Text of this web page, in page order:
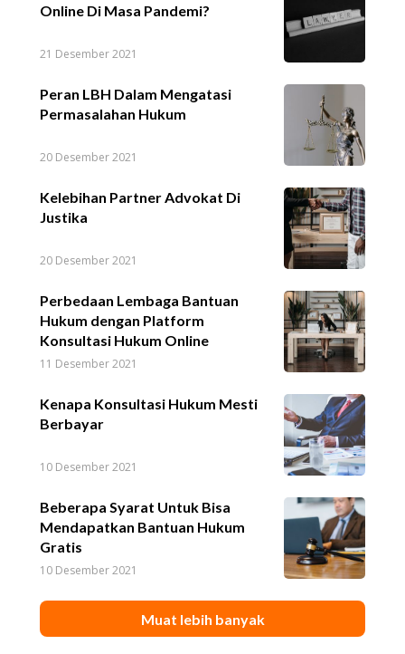
Online Di Masa Pandemi?
21 Desember 2021
Peran LBH Dalam Mengatasi
Permasalahan Hukum
20 Desember 2021
Kelebihan Partner Advokat Di
Justika
20 Desember 2021
Perbedaan Lembaga Bantuan
Hukum dengan Platform
Konsultasi Hukum Online
11 Desember 2021
Kenapa Konsultasi Hukum Mesti
Berbayar
10 Desember 2021
Beberapa Syarat Untuk Bisa
Mendapatkan Bantuan Hukum
Gratis
10 Desember 2021
Muat lebih banyak